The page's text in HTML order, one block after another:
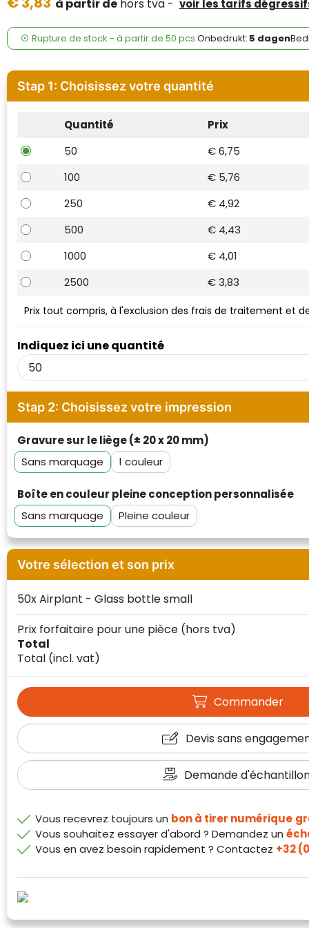
Fresh 'n Rebel
GolfOriginals
James Harvest
MyKit
Ocean Bottle
Parker
à partir dehors tva - voir les tarifs
Rupture de stock - à partir de 50 pcs.Onbedrukt: 5 dagen
Stap 1: Choisissez votre quantité
Quantité
Prix
50
€ 6,75
100
€ 5,76
250
€ 4,92
500
€ 4,43
1000
€ 4,01
2500
€ 3,83
Indiquez ici une quantité
Prix tout compris, à l'exclusion des frais de traitement et
Stap 2: Choisissez votre impression
Gravure sur le liège (± 20 x 20 mm)
Sans marquage
1
Boîte en couleur pleine conception personnalisée
Sans marquage
Pleine couleur
Votre sélection et son prix
50x Airplant - Glass bottle small
Total
Total (incl. vat)
Prix forfaitaire pour une pièce (hors tva)
Commander
Devis sans
Demande
Vous recevrez toujours un bon à tirer numérique
Vous souhaitez essayer d'abord ? Demandez un
Vous en avez besoin rapidement ? Contactez +32